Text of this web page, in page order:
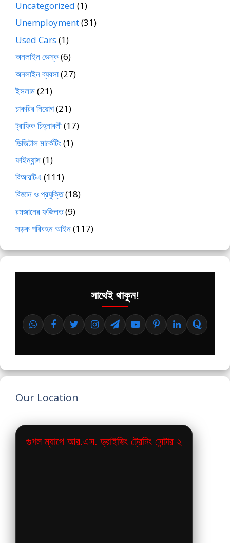
Uncategorized (1)
Unemployment(31)
Used Cars (1)
অনলাইন ডেস্ক(6)
অনলাইন ব্যবসা(27)
ইসলাম(21)
চাকরির নিয়োগ(21)
ট্রাফিক চিহ্নাবলী(17)
ডিজিটাল মার্কেটিং(1)
ফাইন্যান্স(1)
বিআরটিএ (111)
বিজ্ঞান ও প্রযুক্তি(18)
রমজানের ফজিলত(9)
সড়ক পরিবহন আইন(117)
সাথেই থাকুন!
Our Location
গুগল ম্যাপে আর.এস. ড্রাইভিং ট্রেনিং সেন্টার ২